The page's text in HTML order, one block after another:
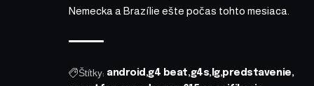
Nemecka a Brazílie ešte počas tohto mesiaca.
Štítky: android g4 beat g4s lg predstavenie